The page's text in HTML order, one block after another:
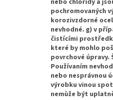
nebo chloridy a
pochromovaných
korozivzdorné
nevhodné. g) v
čistícími
které by mohlo
povrchové úpravy.
Používaním
nebo nesprávnou
výrobku vinou
nemùže být